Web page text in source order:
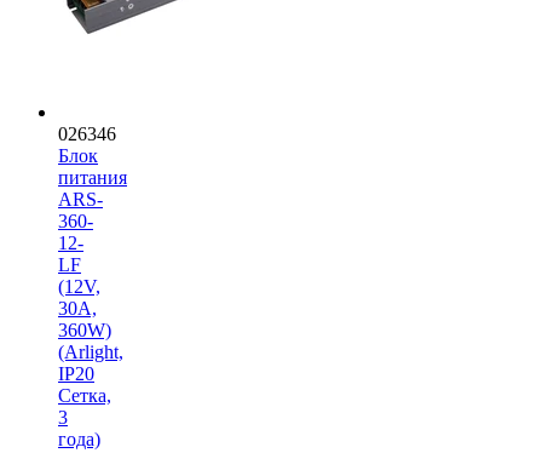
026346
Блок
питания
ARS-
360-
12-
LF
(12V,
30A,
360W)
(Arlight,
IP20
Сетка,
3
года)